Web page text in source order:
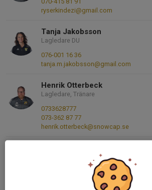
ryserkindezi@gmail.com
Tanja Jakobsson
Lagledare DU
076-001 16 36
tanja.m.jakobsson@gmail.com
Henrik Otterbeck
Lagledare, Tränare
0733628777
073-362 87 77
henrik.otterbeck@snowcap.se
Mobil visas bara för inloggade
E-post visas bara för inloggade